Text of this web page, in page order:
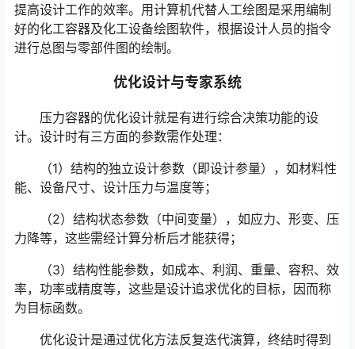
提高设计工作的效率。用计算机代替人工绘图是采用编制
好的化工容器及化工设备绘图软件，根据设计人员的指令
进行总图与零部件图的绘制。
优化设计与专家系统
压力容器的优化设计就是有进行综合决策功能的设
计。设计时有三方面的参数需作处理：
（1）结构的独立设计参数（即设计参量），如材料性
能、设备尺寸、设计压力与温度等；
（2）结构状态参数（中间变量），如应力、形变、压
力降等，这些需经计算分析后才能获得；
（3）结构性能参数，如成本、利润、重量、容积、效
率，功率或精度等，这些是设计追求优化的目标，因而称
为目标函数。
优化设计是通过优化方法反复迭代演算，终结时得到